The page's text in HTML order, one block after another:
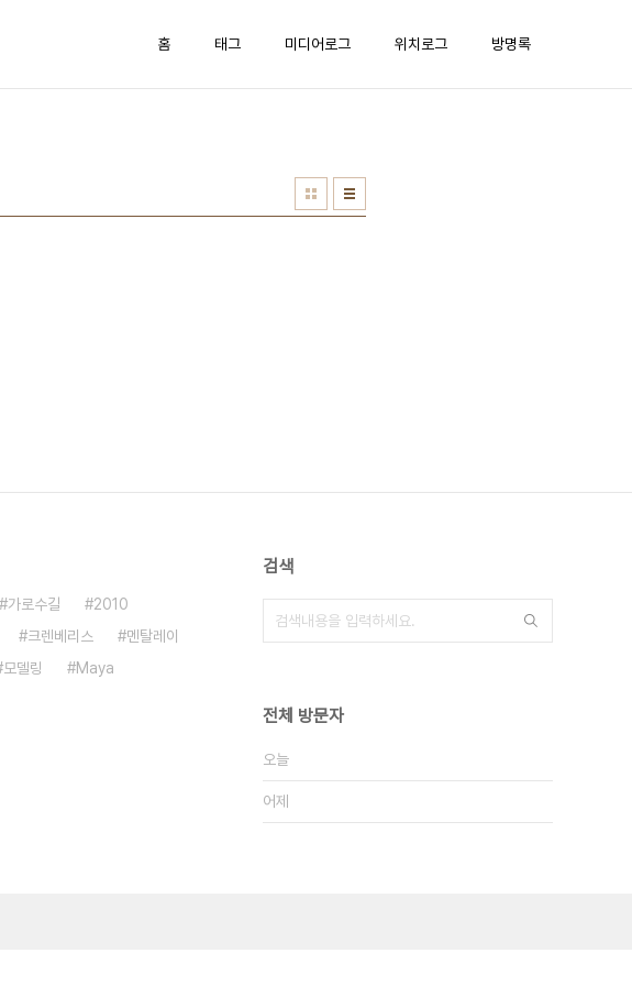
홈 태그 미디어로그 위치로그 방명록
가로수길
2010
크렌베리스
멘탈레이
모델링
Maya
검색
전체 방문자
오늘
어제